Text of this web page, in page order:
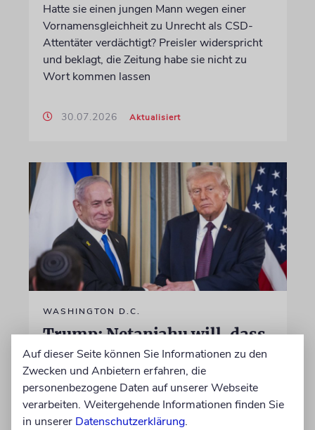
Hatte sie einen jungen Mann wegen einer
Vornamensgleichheit zu Unrecht als CSD-
Attentäter verdächtigt? Preisler widerspricht
und beklagt, die Zeitung habe sie nicht zu
Wort kommen lassen
30.07.2026 Aktualisiert
WASHINGTON D.C.
Trump: Netanjahu will, dass
USA im Iran involviert
bleiben
Unterschiedliche Interessen Israels und der
USA sind im Iran-Krieg mehrfach zutage
Auf dieser Seite können Sie Informationen zu den
Zwecken und Anbietern erfahren, die
personenbezogene Daten auf unserer Webseite
verarbeiten. Weitergehende Informationen finden Sie
in unserer Datenschutzerklärung.